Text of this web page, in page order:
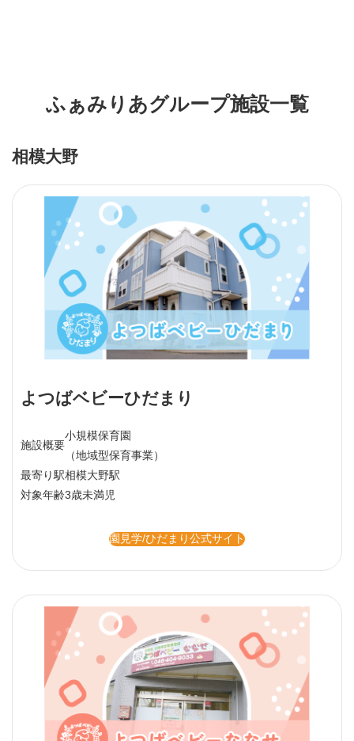
ふぁみりあグループ施設一覧
相模大野
よつばベビーひだまり
施設概要
小規模保育園
（地域型保育事業）
最寄り駅相模大野駅
対象年齢3歳未満児
園見学/ひだまり公式サイト